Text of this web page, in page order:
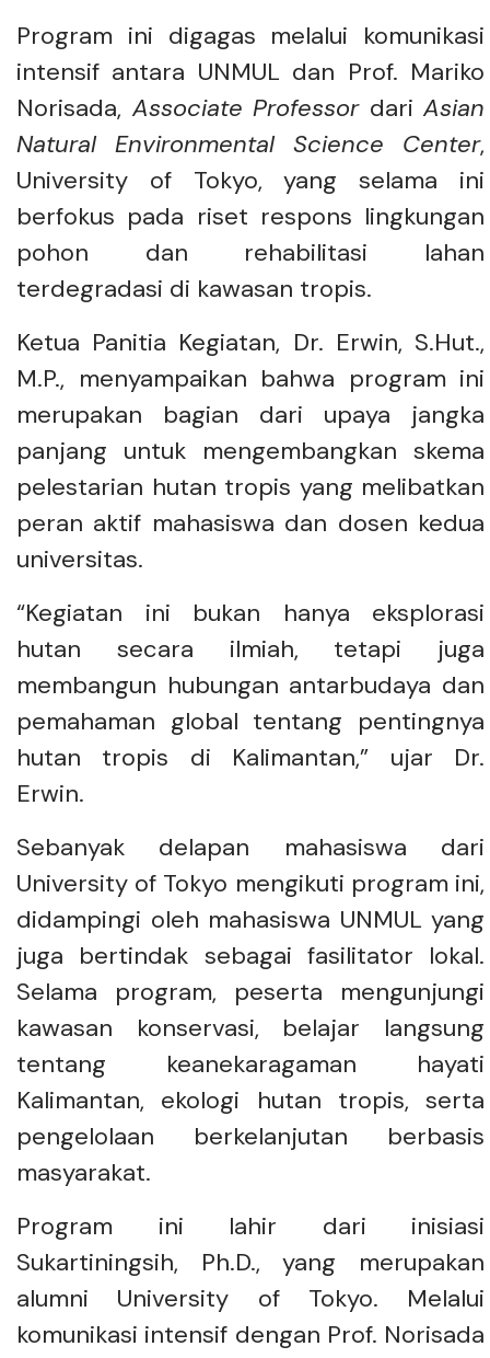
Program ini digagas melalui komunikasi
intensif antara UNMUL dan Prof. Mariko
Norisada, Associate Professordari Asian
Natural Environmental Science Center,
University of Tokyo, yang selama ini
berfokus pada riset respons lingkungan
pohon dan rehabilitasi lahan
terdegradasi di kawasan tropis.
Ketua Panitia Kegiatan, Dr. Erwin, S.Hut.,
M.P., menyampaikan bahwa program ini
merupakan bagian dari upaya jangka
panjang untuk mengembangkan skema
pelestarian hutan tropis yang melibatkan
peran aktif mahasiswa dan dosen kedua
universitas.
“Kegiatan ini bukan hanya eksplorasi
hutan secara ilmiah, tetapi juga
membangun hubungan antarbudaya dan
pemahaman global tentang pentingnya
hutan tropis di Kalimantan,” ujar Dr.
Erwin.
Sebanyak delapan mahasiswa dari
University of Tokyo mengikuti program ini,
didampingi oleh mahasiswa UNMUL yang
juga bertindak sebagai fasilitator lokal.
Selama program, peserta mengunjungi
kawasan konservasi, belajar langsung
tentang keanekaragaman hayati
Kalimantan, ekologi hutan tropis, serta
pengelolaan berkelanjutan berbasis
masyarakat.
Program ini lahir dari inisiasi
Sukartiningsih, Ph.D., yang merupakan
alumni University of Tokyo. Melalui
komunikasi intensif dengan Prof. Norisada